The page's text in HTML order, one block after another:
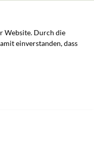
Website. Durch die
einverstanden, dass